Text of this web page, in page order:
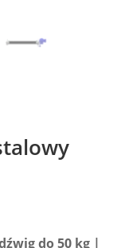
do 50 kg |